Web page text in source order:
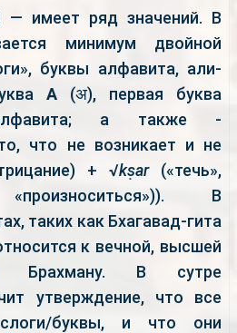
— имеет ряд значений. В
минимум двойной
буквы алфавита, али-
А (अ), первая буква
алфавита; а также -
что не возникает и не
+ √kṣar(«течь»,
«произноситься»)). В
таких как Бхагавад-гита
к вечной, высшей
Брахману. В сутре
утверждение, что все
буквы, и что они